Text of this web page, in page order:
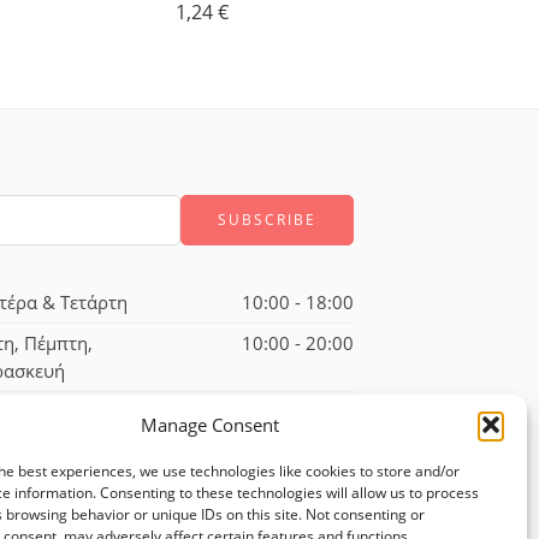
Manage Consent
best experiences, we use technologies like cookies to store and/or
information. Consenting to these technologies will allow us to process
browsing behavior or unique IDs on this site. Not consenting or
1,24€
& Τετάρτη
10:00 - 18:00
Πέμπτη,
10:00 - 20:00